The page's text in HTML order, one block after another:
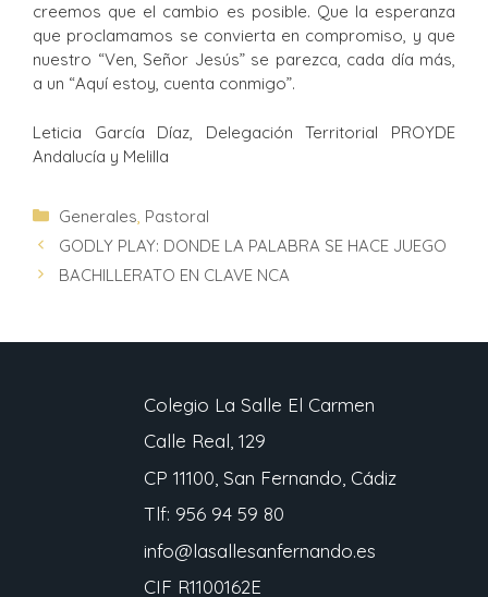
creemos que el cambio es posible. Que la esperanza
que proclamamos se convierta en compromiso, y que
nuestro “Ven, Señor Jesús” se parezca, cada día más,
a un “Aquí estoy, cuenta conmigo”.
Leticia García Díaz, Delegación Territorial PROYDE
Andalucía y Melilla
Generales Pastoral
GODLY PLAY: DONDE LA PALABRA SE HACE JUEGO
BACHILLERATO EN CLAVE NCA
Colegio La Salle El Carmen
Calle Real, 129
CP 11100, San Fernando, Cádiz
Tlf: 956 94 59 80
info@lasallesanfernando.es
CIF R1100162E